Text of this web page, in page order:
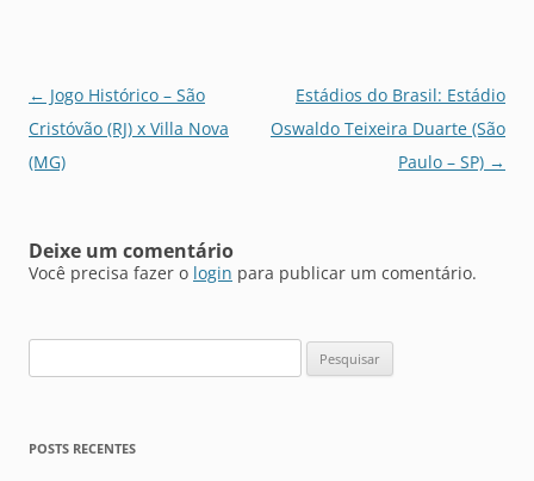
Navegação
de
posts
← Jogo Histórico – São
Cristóvão (RJ) x Villa Nova
(MG)
Estádios do Brasil: Estádio
Oswaldo Teixeira Duarte (São
Paulo – SP) →
Deixe um comentário
Você precisa fazer o login para publicar um comentário.
por:
POSTS RECENTES